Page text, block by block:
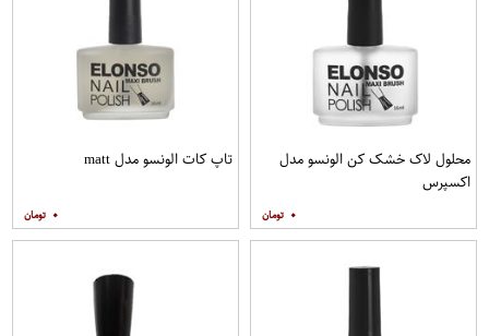
محلول لاک خشک کن الونسو مدل
اکسپرس
۰
تاپ کات الونسو مدل matt
۰